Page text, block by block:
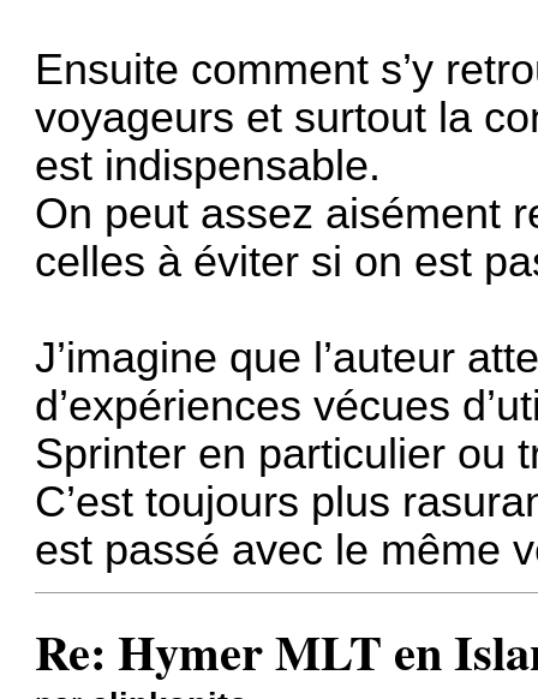
Ensuite comment s’y
voyageurs et surtout la
est indispensable.
On peut assez aisément
celles à éviter si on est
J’imagine que l’auteur
d’expériences vécues
Sprinter en particulier ou
C’est toujours plus
est passé avec le même
Re: Hymer MLT en